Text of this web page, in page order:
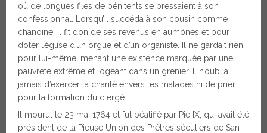
où de longues files de pénitents se pressaient à son
confessionnal. Lorsqu’il succéda à son cousin comme
chanoine, il fit don de ses revenus en aumônes et pour
doter l’église d’un orgue et d’un organiste. Il ne gardait rien
pour lui-même, menant une existence marquée par une
pauvreté extrême et logeant dans un grenier. Il n’oublia
jamais d’exercer la charité envers les malades ni de prier
pour la formation du clergé.
Il mourut le 23 mai 1764 et fut béatifié par Pie IX, qui avait été
président de la Pieuse Union des Prêtres séculiers de San